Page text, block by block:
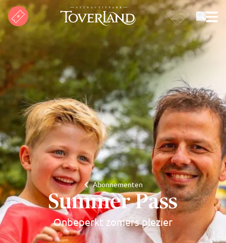
Zoeken
Abonnementen
Summer Pass
Onbeperkt zomers plezier